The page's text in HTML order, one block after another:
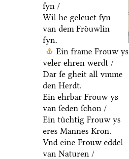
ſyn /
Wil he geleuet ſyn
van dem Froͤuwlin
fyn.
Ein frame Frouw ys
veler ehren werdt /
Dar ſe gheit all vmme
den Herdt.
Ein ehrbar Frouw ys
van ſeden ſchon /
Ein tuͤchtig Frouw ys
eres Mannes Kron.
Vnd eine Frouw eddel
van Naturen /